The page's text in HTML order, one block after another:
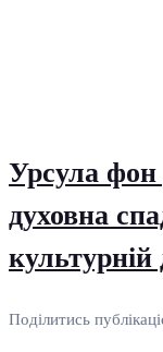
Урсула фон
духовна
культурній
Поділитись